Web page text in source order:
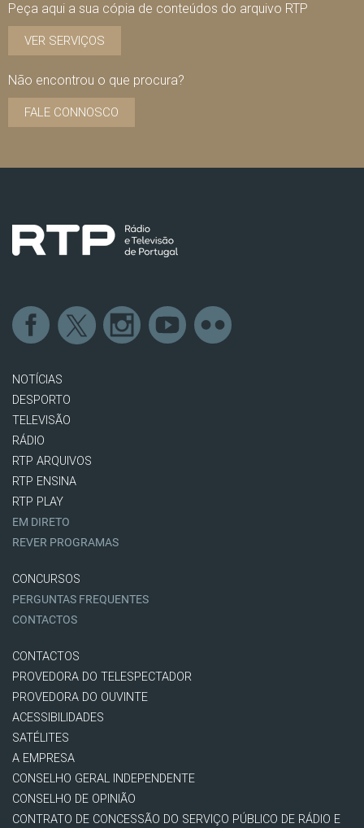
Peça aqui a sua cópia de conteúdos do arquivo RTP
VER SERVIÇOS
Não encontrou o que procura?
FALE CONNOSCO
NOTÍCIAS
DESPORTO
TELEVISÃO
RÁDIO
RTP ARQUIVOS
RTP ENSINA
RTP PLAY
EM DIRETO
REVER PROGRAMAS
CONCURSOS
PERGUNTAS FREQUENTES
CONTACTOS
CONTACTOS
PROVEDORA DO TELESPECTADOR
PROVEDORA DO OUVINTE
ACESSIBILIDADES
SATÉLITES
A EMPRESA
CONSELHO GERAL INDEPENDENTE
CONSELHO DE OPINIÃO
CONTRATO DE CONCESSÃO DO SERVIÇO PÚBLICO DE RÁDIO E